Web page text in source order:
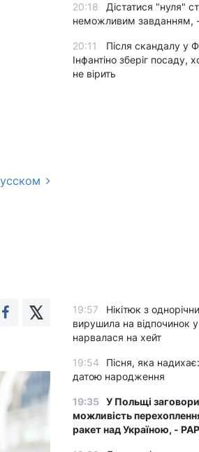
20:18
Дістатися "нуля"
неможливим завданням,
20:11
Після скандалу у
Інфантіно зберіг посаду,
не вірить
19:57
Нікітюк з
вирушила на відпочинок
нарвалася на хейт
19:54
Пісня, яка
датою народження
19:35 У Польщі
можливість
ракет над Україною, - PAP